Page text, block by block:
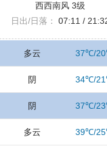
西西南风 3级
日出/日落：
07:11 /
多云 37℃/
阴 34℃/
阴 37℃/
多云 39℃/